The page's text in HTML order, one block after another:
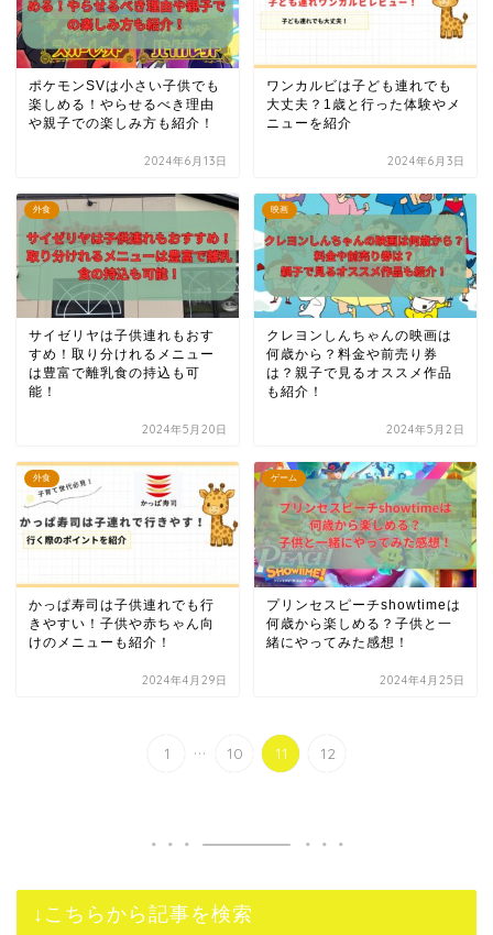
ポケモンSVは小さい子供でも
楽しめる！やらせるべき理由
や親子での楽しみ方も紹介！
2024年6月13日
ワンカルビは子ども連れでも
大丈夫？1歳と行った体験やメ
ニューを紹介
2024年6月3日
外食
サイゼリヤは子供連れもおす
すめ！取り分けれるメニュー
は豊富で離乳食の持込も可
能！
2024年5月20日
映画
クレヨンしんちゃんの映画は
何歳から？料金や前売り券
は？親子で見るオススメ作品
も紹介！
2024年5月2日
外食
かっぱ寿司は子供連れでも行
きやすい！子供や赤ちゃん向
けのメニューも紹介！
2024年4月29日
ゲーム
プリンセスピーチshowtimeは
何歳から楽しめる？子供と一
緒にやってみた感想！
2024年4月25日
1 ... 10 11 12
↓こちらから記事を検索